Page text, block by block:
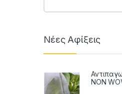
Νέες Αφίξεις
NON